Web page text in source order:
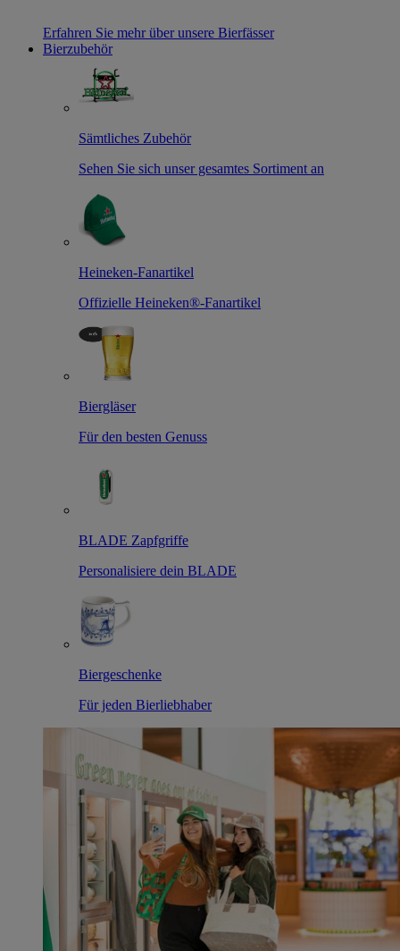
Erfahren Sie mehr über unsere Bierfässer
Bierzubehör
Sämtliches Zubehör
Sehen Sie sich unser gesamtes Sortiment an
Heineken-Fanartikel
Offizielle Heineken®-Fanartikel
Biergläser
Für den besten Genuss
BLADE Zapfgriffe
Personalisiere dein BLADE
Biergeschenke
Für jeden Bierliebhaber